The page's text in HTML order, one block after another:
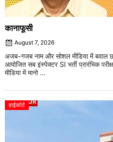
कानाफूसी
August 7, 2026
अजब-गजब नाम और सोशल मीडिया में बवाल
आयोजित सब इंस्पेक्टर SI भर्ती प्रारंभिक
मीडिया में मानो ...
हाईकोर्ट